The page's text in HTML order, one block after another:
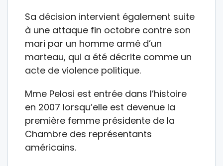
Sa décision intervient également suite
à une attaque fin octobre contre son
mari par un homme armé d’un
marteau, qui a été décrite comme un
acte de violence politique.
Mme Pelosi est entrée dans l’histoire
en 2007 lorsqu’elle est devenue la
première femme présidente de la
Chambre des représentants
américains.